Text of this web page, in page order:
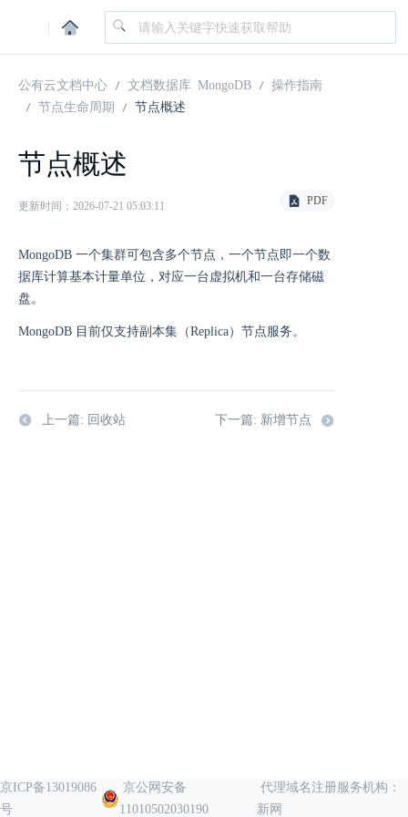
|
公有云文档中心 文档数据库 MongoDB
操作指南
节点生命周期
节点概述
节点概述
更新时间：2026-07-21 05:03:11 PDF
MongoDB 一个集群可包含多个节点，一个节点即一个数
据库计算基本计量单位，对应一台虚拟机和一台存储磁
盘。
MongoDB 目前仅支持副本集（Replica）节点服务。
上一篇: 回收站 下一篇: 新增节点
京ICP备13019086
号
京公网安备
11010502030190
代理域名注册服务机构：
新网